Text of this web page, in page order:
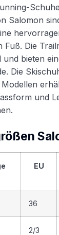
Salomon
Die
bieten
Die
und
EU
36
2/3